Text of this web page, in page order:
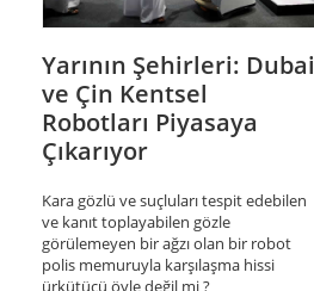
E-Katalog
Briefing Formu
0 850 800 1 ASD
Yarının Şehirleri: Dubai
ve Çin Kentsel
Robotları Piyasaya
Çıkarıyor
Kara gözlü ve suçluları tespit edebilen
ve kanıt toplayabilen gözle
görülemeyen bir ağzı olan bir robot
polis memuruyla karşılaşma hissi
ürkütücü öyle değil mi ?